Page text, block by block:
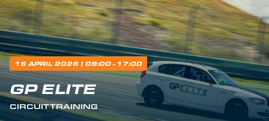
16 APRIL 2026 | 09:00 - 17:00
GP ELITE
CIRCUITTRAINING